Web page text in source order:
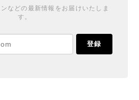
などの最新情報をお届けいたしま
す。
登録